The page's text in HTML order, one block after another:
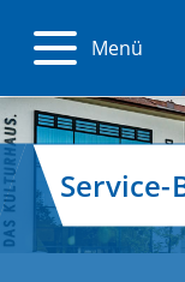
Menü
Service-